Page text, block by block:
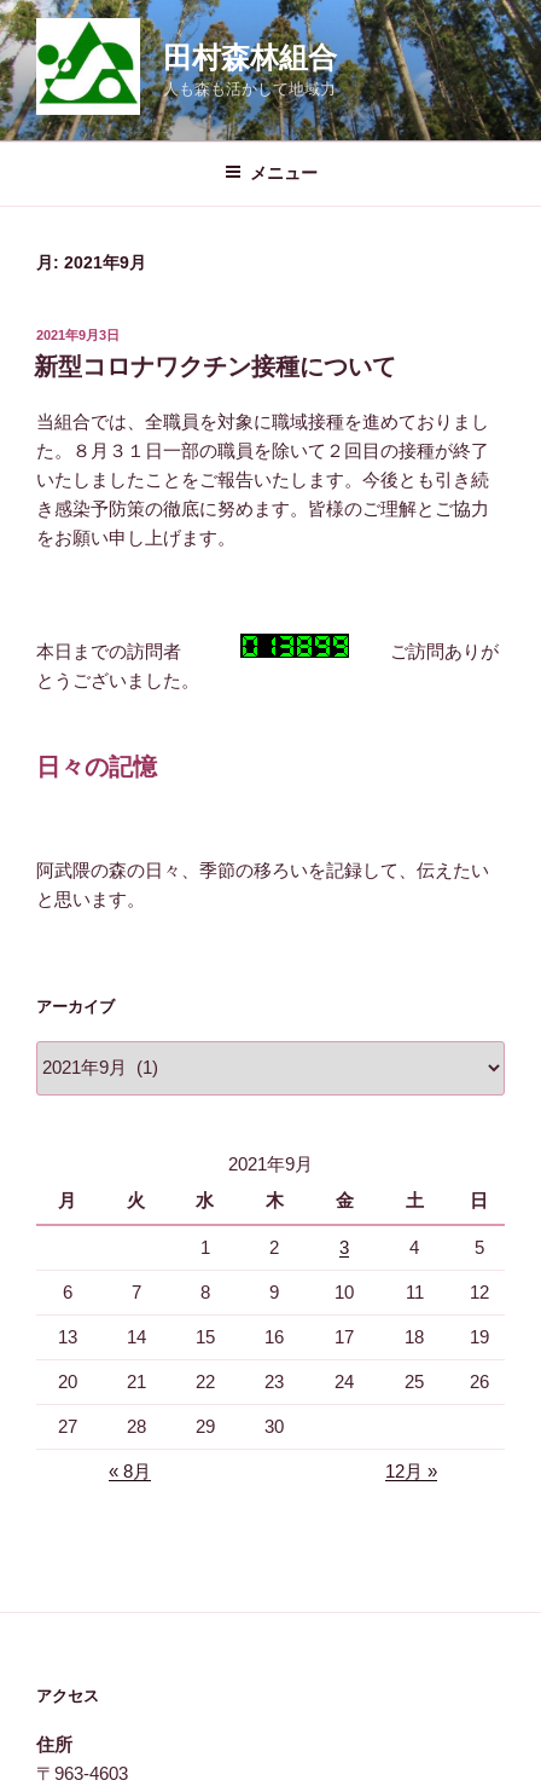
コ
ン
テ
ン
ツ
田村森林組合
人も森も活かして地域力
メニュー
月: 2021年9月
投
稿
日:
2021年9月3日
新型コロナワクチン接種について
当組合では、全職員を対象に職域接種を進めておりまし
た。８月３１日一部の職員を除いて２回目の接種が終了
いたしましたことをご報告いたします。今後とも引き続
き感染予防策の徹底に努めます。皆様のご理解とご協力
をお願い申し上げます。
本日までの訪問者
ご訪問ありが
とうございました。
日々の記憶
阿武隈の森の日々、季節の移ろいを記録して、伝えたい
と思います。
アーカイブ
2021年9月
月
火 水 木 金 土 日
1 2 3 4 5
6 7 8 9 10 11 12
13 14 15 16 17 18 19
20 21 22 23 24 25 26
27 28 29 30
« 8月 12月 »
アクセス
住所
〒963-4603